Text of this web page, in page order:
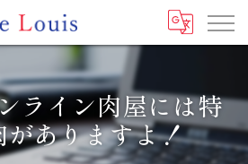
ライン肉屋には特
がありますよ！